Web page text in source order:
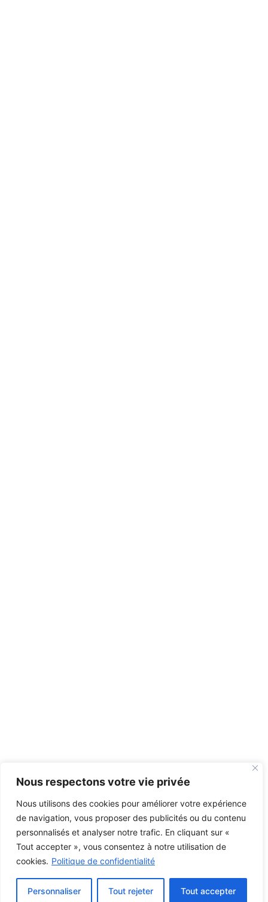
Nous respectons votre vie privée
Nous utilisons des cookies pour améliorer votre expérience
de navigation, vous proposer des publicités ou du contenu
personnalisés et analyser notre trafic. En cliquant sur «
Tout accepter », vous consentez à notre utilisation de
cookies. Politique de confidentialité
Personnaliser Tout rejeter Tout accepter